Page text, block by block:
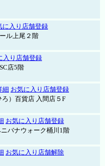
に入り店舗登録
ル上尾２階
入り店舗登録
店5階
細 お気に入り店舗登録
）百貨店 入間店５F
お気に入り店舗登録
バナウォーク桶川1階
お気に入り店舗解除